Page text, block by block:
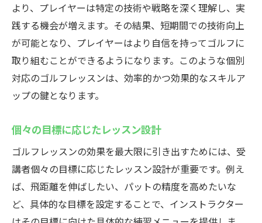
より、プレイヤーは特定の技術や戦略を深く理解し、実
践する機会が増えます。その結果、短期間での技術向上
が可能となり、プレイヤーはより自信を持ってゴルフに
取り組むことができるようになります。このような個別
対応のゴルフレッスンは、効率的かつ効果的なスキルア
ップの鍵となります。
個々の目標に応じたレッスン設計
ゴルフレッスンの効果を最大限に引き出すためには、受
講者個々の目標に応じたレッスン設計が重要です。例え
ば、飛距離を伸ばしたい、パットの精度を高めたいな
ど、具体的な目標を設定することで、インストラクター